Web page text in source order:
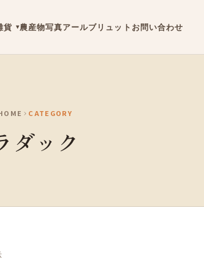
貨 農産物写真アールブリュット お問い合わせ
CATEGORY
ダック